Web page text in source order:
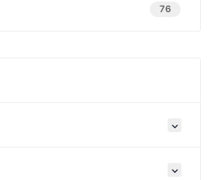
76